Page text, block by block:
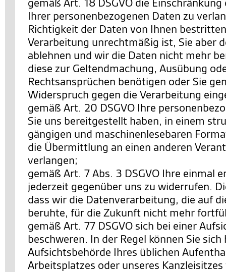
Ihrer personenbezogenen Daten zu
Richtigkeit der Daten von Ihnen
Verarbeitung unrechtmäßig ist, Sie aber
ablehnen und wir die Daten nicht mehr
diese zur Geltendmachung, Ausübung
Rechtsansprüchen benötigen oder Sie
Widerspruch gegen die Verarbeitung
gemäß Art. 20 DSGVO Ihre
Sie uns bereitgestellt haben, in einem
gängigen und maschinenlesebaren
die Übermittlung an einen anderen
verlangen;
gemäß Art. 7 Abs. 3 DSGVO Ihre einmal
jederzeit gegenüber uns zu widerrufen.
dass wir die Datenverarbeitung, die auf
beruhte, für die Zukunft nicht mehr
gemäß Art. 77 DSGVO sich bei einer
beschweren. In der Regel können Sie
Aufsichtsbehörde Ihres üblichen
Arbeitsplatzes oder unseres